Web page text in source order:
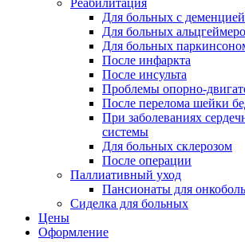
Реабилитация
Для больных с деменцией
Для больных
Для больных
После инфаркта
После инсульта
Проблемы опорно-
После перелома шейки
При заболеваниях
системы
Для больных склерозом
После операции
Паллиативный уход
Пансионаты для
Сиделка для больных
Цены
Оформление